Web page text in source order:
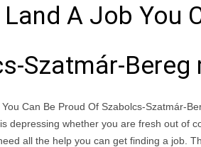
A Job You
Szatmár-Bereg
You Can Be Proud Of Szabolcs-Szatmár-
depressing whether you are fresh out of
all the help you can get finding a job.